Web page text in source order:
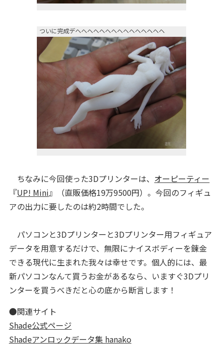
ついに完成デヘヘヘヘヘヘヘヘヘヘヘヘヘヘヘ
ちなみに今回使った3Dプリンターは、 オーピーティー
『UP! Mini』（直販価格19万9500円）。今回のフィギュ
アの出力に要したのは約2時間でした。
パソコンと3Dプリンターと3Dプリンター用フィギュア
データを用意するだけで、無限にナイスボディーを錬金
できる現代に生まれた我々は幸せです。個人的には、最
新パソコンなんて買うお金があるなら、いますぐ3Dプリ
ンターを買うべきだと心の底から断言します！
●関連サイト
Shade公式ページ
Shadeアンロックデータ集 hanako